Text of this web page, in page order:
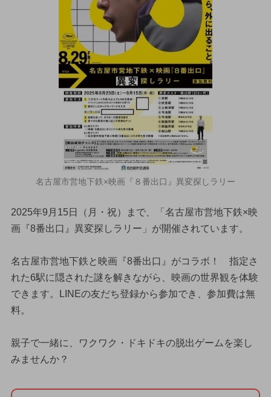
名古屋市営地下鉄×映画『８番出口』異変探しラリー
2025年9月15日（月・祝）まで、「名古屋市営地下鉄×映
画『8番出口』異変探しラリー」が開催されています。
名古屋市営地下鉄と映画『8番出口』がコラボ！ 指定さ
れた6駅に隠された謎を解きながら、映画の世界観を体験
できます。LINEの友だち登録から参加でき、参加費は無
料。
親子で一緒に、ワクワク・ドキドキの脱出ゲームを楽し
みませんか？